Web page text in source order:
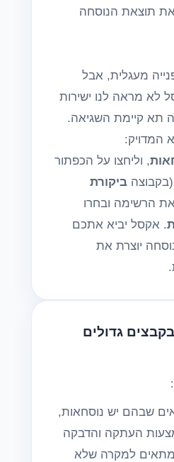
תוצאת הנוסחה
מעגלית, אבל
מראה לנו ישירות
תא קיימת השגיאה.
, וליחצו על הכפתור
ביקורת
הרשימה ובחרו
. אקסל יביא אתכם
יוצרת את
גדולים
שבהם יש נוסחאות,
העתקה והדבקה
למקרה שלא